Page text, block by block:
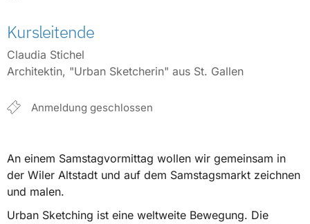
Kursleitende
Claudia Stichel
Architektin, "Urban Sketcherin" aus St. Gallen
Anmeldung geschlossen
An einem Samstagvormittag wollen wir gemeinsam in
der Wiler Altstadt und auf dem Samstagsmarkt zeichnen
und malen.
Urban Sketching ist eine weltweite Bewegung. Die